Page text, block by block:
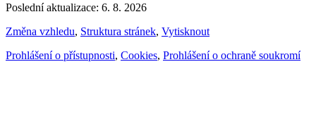
Poslední aktualizace: 6. 8. 2026
Změna vzhledu, Struktura stránek, Vytisknout
Prohlášení o přístupnosti, Cookies, Prohlášení o ochraně soukromí